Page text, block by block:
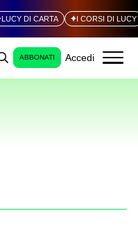
LUCY DI CARTA I CORSI DI LUCY
ABBONATI Accedi